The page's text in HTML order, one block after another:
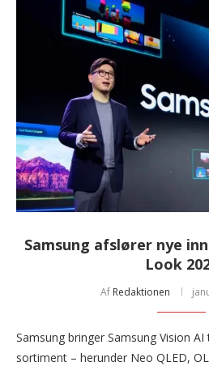
Samsung afslører nye
Look
Af Redaktionen
Samsung bringer Samsung Vision
sortiment – herunder Neo QLED,